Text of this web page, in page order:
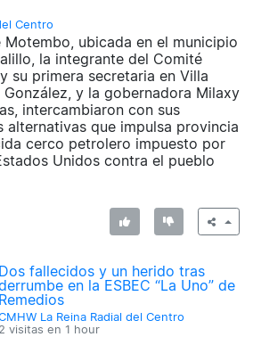
Centro
Motembo, ubicada en el municipio
la integrante del Comité
su primera secretaria en Villa
y la gobernadora Milaxy
intercambiaron con sus
alternativas que impulsa provincia
cerco petrolero impuesto por
Unidos contra el pueblo
Dos fallecidos y un herido tras
en la ESBEC “La Uno” de
Remedios
La Reina Radial del Centro
2 visitas en 1 hour